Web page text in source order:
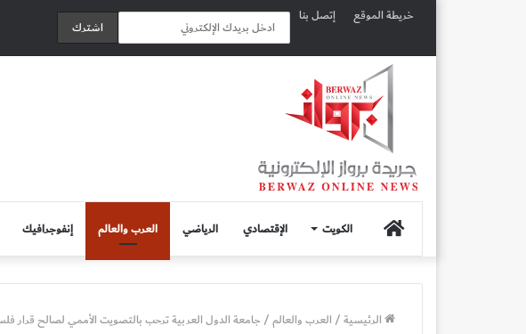
خريطة الموقع إتصل بنا
الصفحة
الرئيسية
الكويت الإقتصادي الرياضي العرب والعالم إنفوجرافيك
الرئيسية/العرب والعالم/جامعة الدول العربية ترحب بالتصويت الأممي لصالح قرار